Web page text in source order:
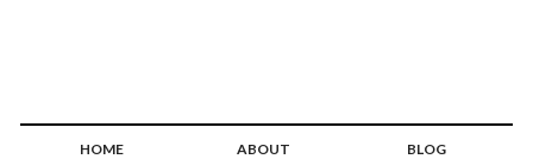
HOME ABOUT BLOG